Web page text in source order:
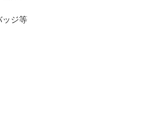
ッジ等